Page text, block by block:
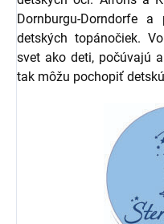
Dornburgu-Dorndorfe
detských topánočiek.
svet ako deti, počúvajú
tak môžu pochopiť